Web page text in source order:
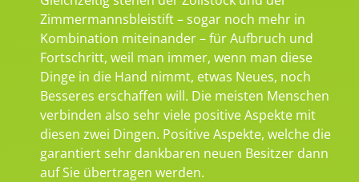
Zimmermannsbleistift – sogar noch mehr in
Kombination miteinander – für Aufbruch und
Fortschritt, weil man immer, wenn man diese
Dinge in die Hand nimmt, etwas Neues, noch
Besseres erschaffen will. Die meisten Menschen
verbinden also sehr viele positive Aspekte mit
diesen zwei Dingen. Positive Aspekte, welche die
garantiert sehr dankbaren neuen Besitzer dann
auf Sie übertragen werden.